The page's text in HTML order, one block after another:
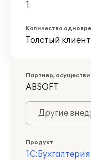
1
Количество
Толстый
Партнер,
ABSOFT
Другие
Продукт